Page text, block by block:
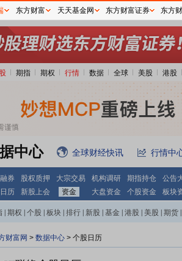
期指 期权 行情 数据 全球 美股 港股
中心 全球财经快讯 行情中
券 股权质押 大宗交易 机构调研 期指持仓
公告
历 新股上会 资金 大盘资金 个股资金 板块
期权 个股 板块 排行 新股 基金 港股 美股 期货
财富网 > 数据中心 > 个股日历
东方财富 天天基金网 东方财富证券 东方